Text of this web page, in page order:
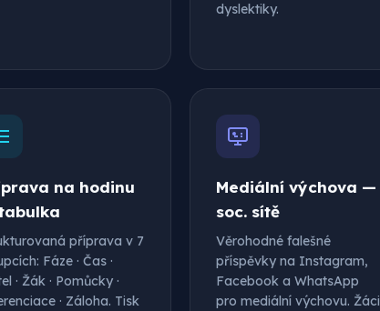
dyslektiky.
na hodinu
příprava v 7
Fáze · Čas ·
· Žák · Pomůcky ·
· Záloha. Tisk
Mediální výchova —
soc. sítě
Věrohodné falešné
příspěvky na Instagram,
Facebook a WhatsApp
pro mediální výchovu. Žáci